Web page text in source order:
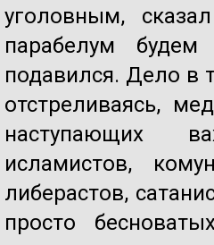
уголовным,
парабелум
подавился. Дело в
отстреливаясь,
наступающих
исламистов,
либерастов,
просто